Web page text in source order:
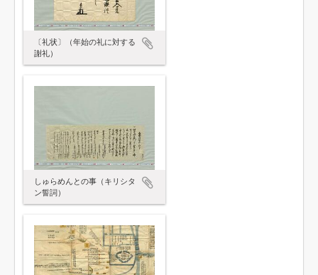
〔礼状〕（年始の礼に対する
謝礼）
しゅらめんとの事（キリシタ
ン誓詞）